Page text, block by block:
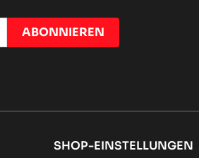
SHOP-EINSTELLUNGEN